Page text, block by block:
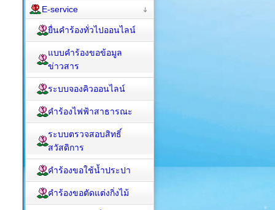
E-service
ยื่นคำร้องทั่วไปออนไลน์
แบบคำร้องขอข้อมูล
ข่าวสาร
ระบบจองคิวออนไลน์
คำร้องไฟฟ้าสาธารณะ
ระบบตรวจสอบสิทธิ์
สวัสดิการ
คำร้องขอใช้น้ำประปา
คำร้องขอตัดแต่งกิ่งไม้